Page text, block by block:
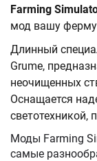
мод вашу
Длинный
Grume,
неочищенных
Оснащается
Моды Farming Simulator 2013 , на
самые